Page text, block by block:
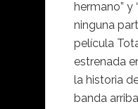
hermano” y
ninguna
película
estrenada
la historia
banda